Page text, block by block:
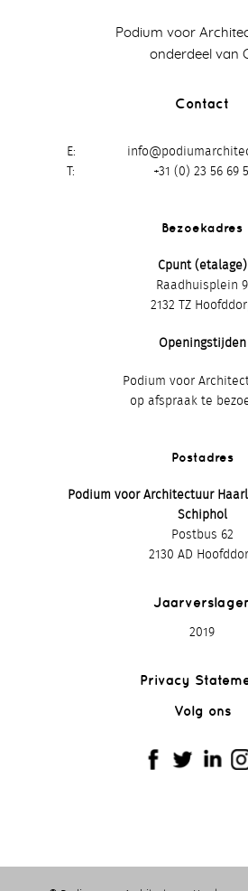
Podium voor
onderdeel van
Contact
E
+31 (0) 23 56 69
Bezoekadres
Cpunt (etalage)
Raadhuisplein 9
2132 TZ
Openingstijden
Podium voor
op afspraak te
Postadres
Podium voor Architectuur
Schiphol
Postbus 62
2130 AD
2019
Privacy
Volg ons